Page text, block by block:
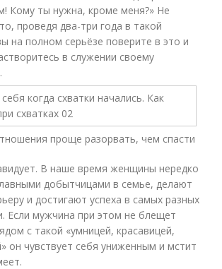
Кому ты нужна, кроме меня?» Не
проведя два-три года в такой
на полном серьёзе поверите в это и
в служении своему
проще разорвать, чем спасти
В наше время женщины нередко
добытчицами в семье, делают
и достигают успеха в самых разных
Если мужчина при этом не блещет
с такой «умницей, красавицей,
он чувствует себя униженным и мстит